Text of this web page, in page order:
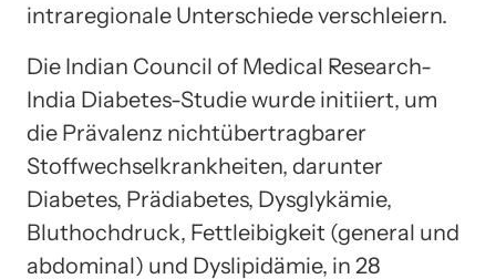
intraregionale Unterschiede verschleiern.
Die Indian Council of Medical Research-
India Diabetes-Studie wurde initiiert, um
die Prävalenz nichtübertragbarer
Stoffwechselkrankheiten, darunter
Diabetes, Prädiabetes, Dysglykämie,
Bluthochdruck, Fettleibigkeit (general und
abdominal) und Dyslipidämie, in 28